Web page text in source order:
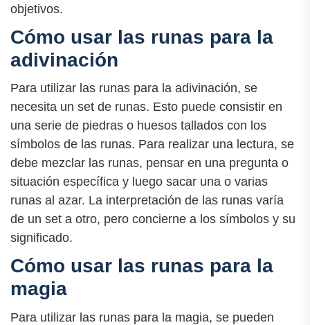
objetivos.
Cómo usar las runas para la
adivinación
Para utilizar las runas para la adivinación, se
necesita un set de runas. Esto puede consistir en
una serie de piedras o huesos tallados con los
símbolos de las runas. Para realizar una lectura, se
debe mezclar las runas, pensar en una pregunta o
situación específica y luego sacar una o varias
runas al azar. La interpretación de las runas varía
de un set a otro, pero concierne a los símbolos y su
significado.
Cómo usar las runas para la
magia
Para utilizar las runas para la magia, se pueden